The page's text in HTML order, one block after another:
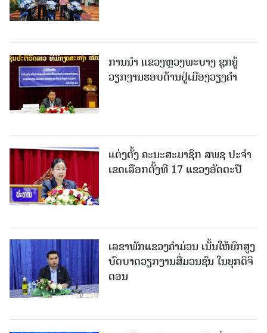
ການນຳ ແຂວງຫຼວງພະບາງ ຊຸກຍູ້
ວຽກງານຮອບດ້ານຢູ່ເມືອງວຽງຄໍາ
ແຕ່ງຕັ້ງ ຄະນະສະມາຊິກ ສພຊ ປະຈຳ
ເຂດເລືອກຕັ້ງທີ 17 ແຂວງອັດຕະປື
ເລຂາພັກແຂວງຄໍາມ່ວນ ເນັ້ນໃຫ້ຍົກສູງ
ບົດບາດວຽກງານສື່ມວນຊົນ ໃນຍຸກດິຈິ
ຕອນ